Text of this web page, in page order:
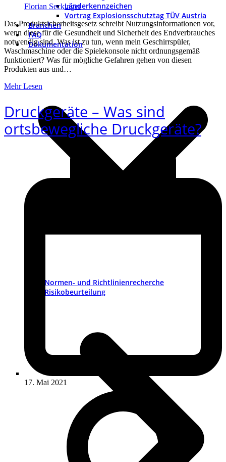
Länderkennzeichen
Vortrag Explosionsschutztag TÜV Austria
Branchen
FAQ
Dokumentation
Normen- und Richtlinienrecherche
Risikobeurteilung
Florian Seckinger
Das Produktsicherheitsgesetz schreibt Nutzungsinformationen vor,
wenn diese für die Gesundheit und Sicherheit des Endverbrauches
notwendig sind. Was ist zu tun, wenn mein Geschirrspüler,
Waschmaschine oder die Spielekonsole nicht ordnungsgemäß
funktioniert? Was für mögliche Gefahren gehen von diesen
Produkten aus und…
Mehr Lesen
Druckgeräte – Was sind
ortsbewegliche Druckgeräte?
17. Mai 2021